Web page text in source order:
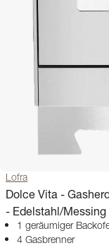
Lofra
Dolce Vita -
- Edelstahl/Messing
1 geräumiger
4 Gasbrenner